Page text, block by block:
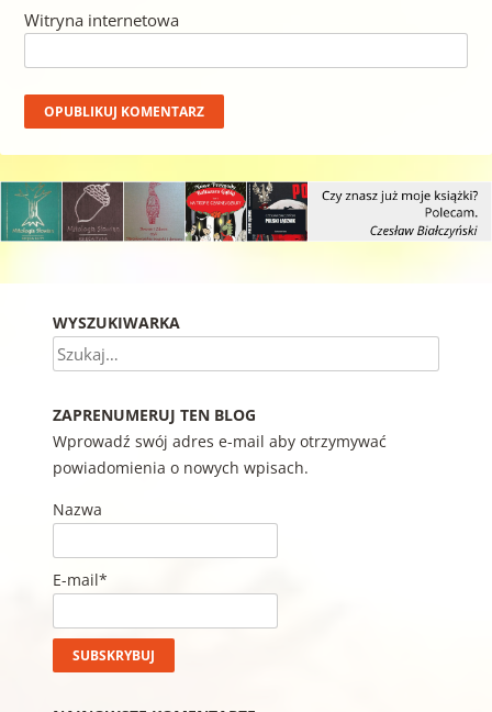
Witryna internetowa
WYSZUKIWARKA
Szukaj
ZAPRENUMERUJ TEN BLOG
Wprowadź swój adres e-mail aby otrzymywać
powiadomienia o nowych wpisach.
Nazwa
E-mail*